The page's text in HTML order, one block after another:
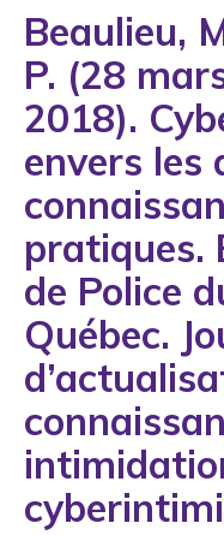
1991
1992
1994
1995
1996
1997
1998
1999
2000
2001
2002
2003
Beaulieu,
P. (28
2018).
envers les
pratiques.
de Police
Québec.